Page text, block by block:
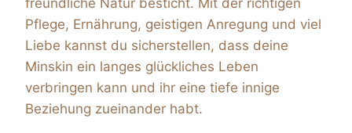
freundliche Natur besticht. Mit der richtigen
Pflege, Ernährung, geistigen Anregung und viel
Liebe kannst du sicherstellen, dass deine
Minskin ein langes glückliches Leben
verbringen kann und ihr eine tiefe innige
Beziehung zueinander habt.